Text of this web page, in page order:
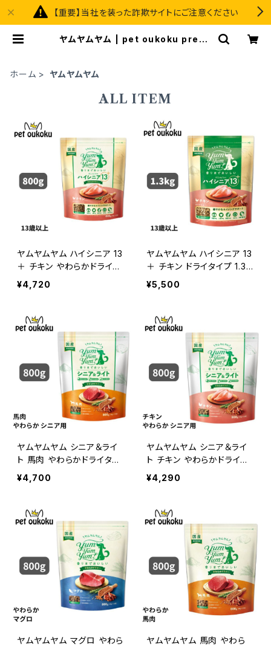
【重要】当社を装った詐欺サイトにご注意ください
ヤムヤムヤム | pet oukoku premi
ホーム ヤムヤムヤム
ALL ITEM
ヤムヤムヤム ハイシニア 13
＋ チキン やわらかドライタ
イプ 800g ドッグフード yu
m yum yum ! 457124585
¥4,720
ヤムヤムヤム ハイシニア 13
＋ チキン ドライタイプ 1.3k
g ドッグフード yum yum y
um ! 4571245850515
¥5,500
ヤムヤムヤム シニア＆ライ
ト 馬肉 やわらかドライタイ
プ 800g yum yum yum !
4571245859549
¥4,700
ヤムヤムヤム シニア＆ライ
ト チキン やわらかドライタ
イプ 800g yum yum yum
! 4571245859495
¥4,290
ヤムヤムヤム マグロ やわら
ヤムヤムヤム 馬肉 やわら